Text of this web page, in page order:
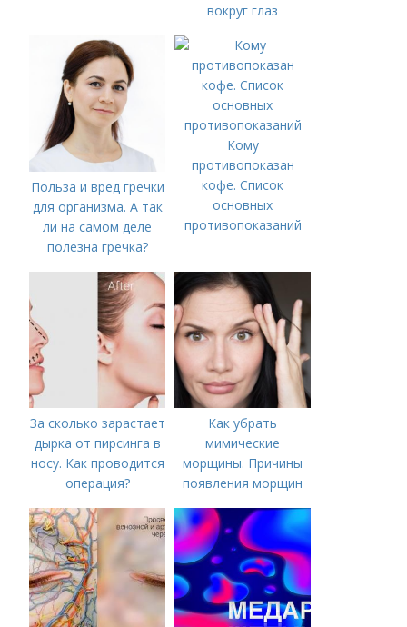
вокруг глаз
Польза и вред гречки
для организма. А так
ли на самом деле
полезна гречка?
Кому
противопоказан
кофе. Список
основных
противопоказаний
За сколько зарастает
дырка от пирсинга в
носу. Как проводится
операция?
Как убрать
мимические
морщины. Причины
появления морщин